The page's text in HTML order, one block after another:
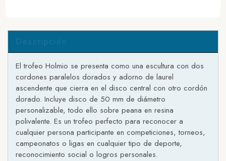
Descripción
El trofeo Holmio se presenta como una escultura con dos
cordones paralelos dorados y adorno de laurel
ascendente que cierra en el disco central con otro cordón
dorado. Incluye disco de 50 mm de diámetro
personalizable, todo ello sobre peana en resina
polivalente. Es un trofeo perfecto para reconocer a
cualquier persona participante en competiciones, torneos,
campeonatos o ligas en cualquier tipo de deporte,
reconocimiento social o logros personales.